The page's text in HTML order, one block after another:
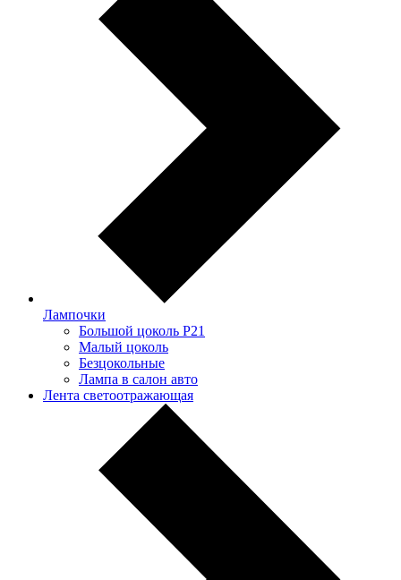
Лампочки
Большой цоколь P21
Малый цоколь
Безцокольные
Лампа в салон авто
Лента светоотражающая